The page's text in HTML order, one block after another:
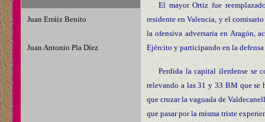
El mayor Ortiz fue
residente en Valencia, y el
la ofensiva adversaria en Aragón,
Ejército y participando en la
Perdida la capital ilerdense se
relevando a las 31 y 33 BM que se
que cruzar la vaguada de
que pasar por la misma triste
Juan Erráiz Benito
Juan Antonio Pla Díez